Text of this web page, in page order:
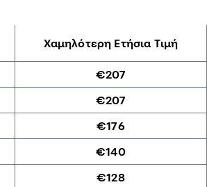
Χαμηλότερη Ετήσια Τιμή
€207
€207
€176
€140
€128